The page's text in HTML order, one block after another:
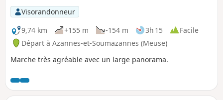
Visorandonneur
9,74 km
+155 m -154 m 3h 15
Facile
Départ à Azannes-et-Soumazannes (Meuse)
Marche très agréable avec un large panorama.